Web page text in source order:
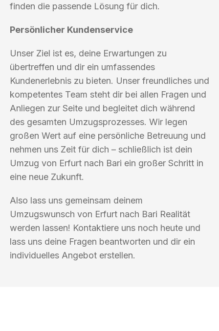
finden die passende Lösung für dich.
Persönlicher Kundenservice
Unser Ziel ist es, deine Erwartungen zu
übertreffen und dir ein umfassendes
Kundenerlebnis zu bieten. Unser freundliches und
kompetentes Team steht dir bei allen Fragen und
Anliegen zur Seite und begleitet dich während
des gesamten Umzugsprozesses. Wir legen
großen Wert auf eine persönliche Betreuung und
nehmen uns Zeit für dich – schließlich ist dein
Umzug von Erfurt nach Bari ein großer Schritt in
eine neue Zukunft.
Also lass uns gemeinsam deinem
Umzugswunsch von Erfurt nach Bari Realität
werden lassen! Kontaktiere uns noch heute und
lass uns deine Fragen beantworten und dir ein
individuelles Angebot erstellen.